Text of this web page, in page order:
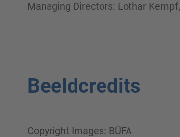
Managing Directors: Lothar Kempf,
Beeldcredits
Copyright Images: BÜFA